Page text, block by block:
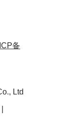
备
Ltd